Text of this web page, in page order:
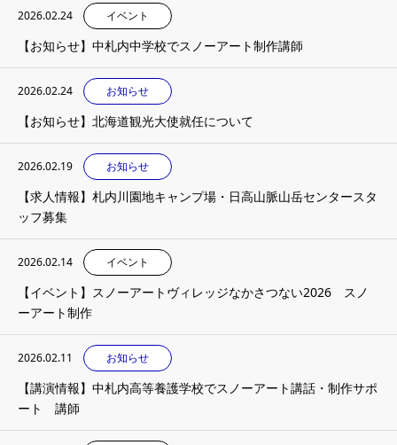
2026.02.24 イベント
【お知らせ】中札内中学校でスノーアート制作講師
2026.02.24 お知らせ
【お知らせ】北海道観光大使就任について
2026.02.19 お知らせ
【求人情報】札内川園地キャンプ場・日高山脈山岳センタースタ
ッフ募集
2026.02.14 イベント
【イベント】スノーアートヴィレッジなかさつない2026 スノ
ーアート制作
2026.02.11 お知らせ
【講演情報】中札内高等養護学校でスノーアート講話・制作サポ
ート 講師